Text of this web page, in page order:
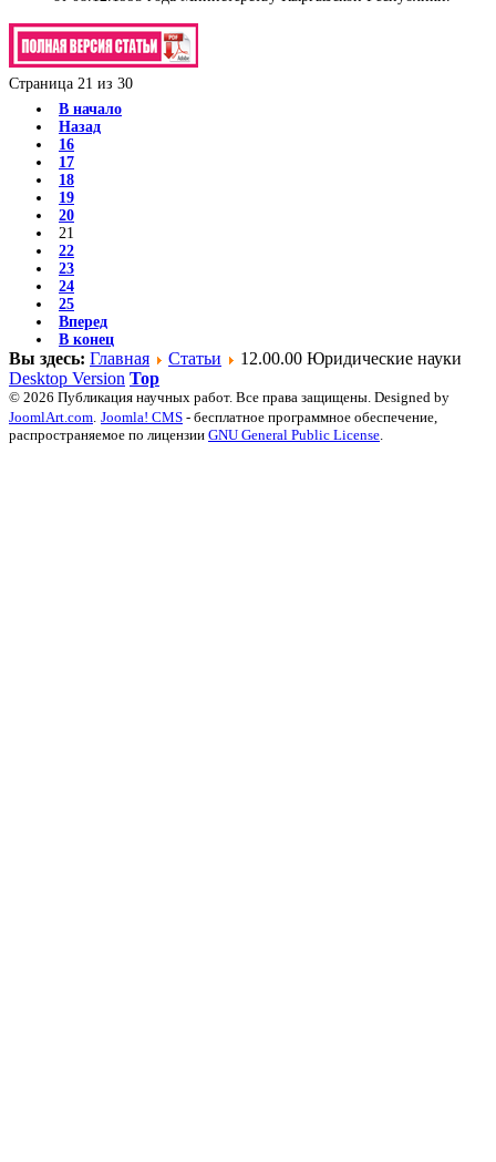
Страница 21 из 30
В начало
Назад
16
17
18
19
20
21
22
23
24
25
Вперед
В конец
Вы здесь: Главная Статьи
12.00.00 Юридические науки
Desktop Version Top
© 2026 Публикация научных работ. Все права защищены. Designed by
JoomlArt.com. Joomla! CMS - бесплатное программное обеспечение,
распространяемое по лицензии GNU General Public License.